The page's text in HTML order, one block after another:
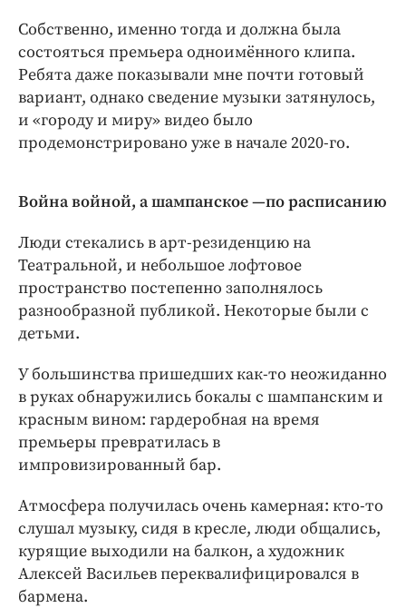
Собственно, именно тогда и должна была
состояться премьера одноимённого клипа.
Ребята даже показывали мне почти готовый
вариант, однако сведение музыки затянулось,
и «городу и миру» видео было
продемонстрировано уже в начале 2020-го.
Вой­на войной, а шампанское —по расписанию
Люди стекались в арт-­резиденцию на
Театральной, и небольшое лофтовое
пространство постепенно заполнялось
разнообразной публикой. Некоторые были с
детьми.
У большинства пришедших как-­то неожиданно
в руках обнаружились бокалы с шампанским и
красным вином: гардеробная на время
премьеры превратилась в
импровизированный бар.
Атмосфера получилась очень камерная: кто-­то
слушал музыку, сидя в кресле, люди общались,
курящие выходили на балкон, а художник
Алексей Васильев переквалифицировался в
бармена.